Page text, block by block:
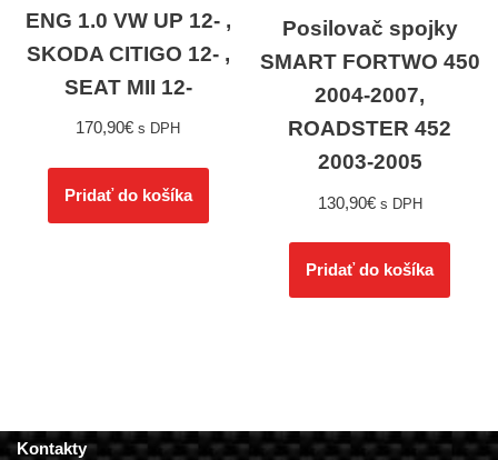
ENG 1.0 VW UP 12- ,
SKODA CITIGO 12- ,
SEAT MII 12-
170,90€ s DPH
Pridať do košíka
Posilovač spojky
SMART FORTWO 450
2004-2007,
ROADSTER 452
2003-2005
130,90€ s DPH
Pridať do košíka
Kontakty